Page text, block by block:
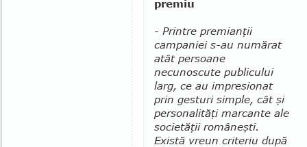
premiu
- Printre premianţii
campaniei s-au numărat
atât persoane
necunoscute publicului
larg, ce au im­presionat
prin gesturi simple, cât şi
personalităţi mar­cante ale
societăţii româneşti.
Există vreun criteriu după